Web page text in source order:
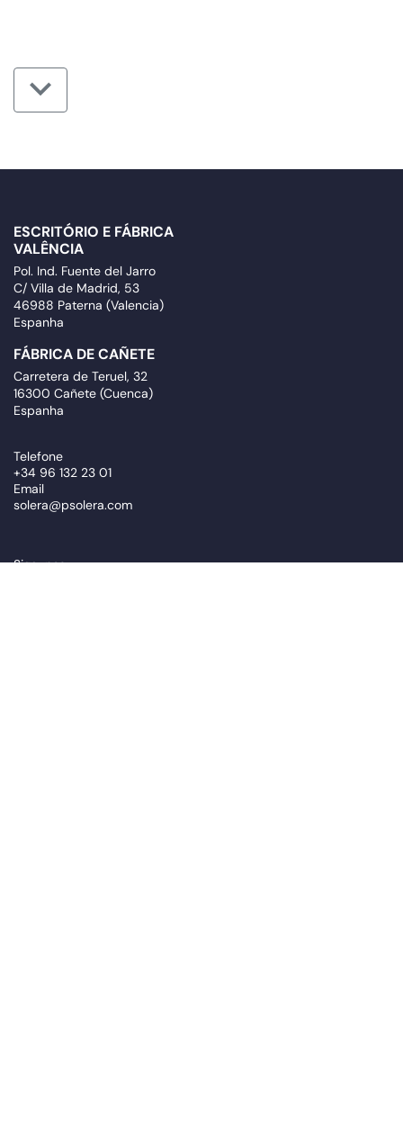
ESCRITÓRIO E FÁBRICA
VALÊNCIA
Pol. Ind. Fuente del Jarro
C/ Villa de Madrid, 53
46988 Paterna (Valencia)
Espanha
FÁBRICA DE CAÑETE
Carretera de Teruel, 32
16300 Cañete (Cuenca)
Espanha
Telefone
+34 96 132 23 01
Email
solera@psolera.com
Siga-nos